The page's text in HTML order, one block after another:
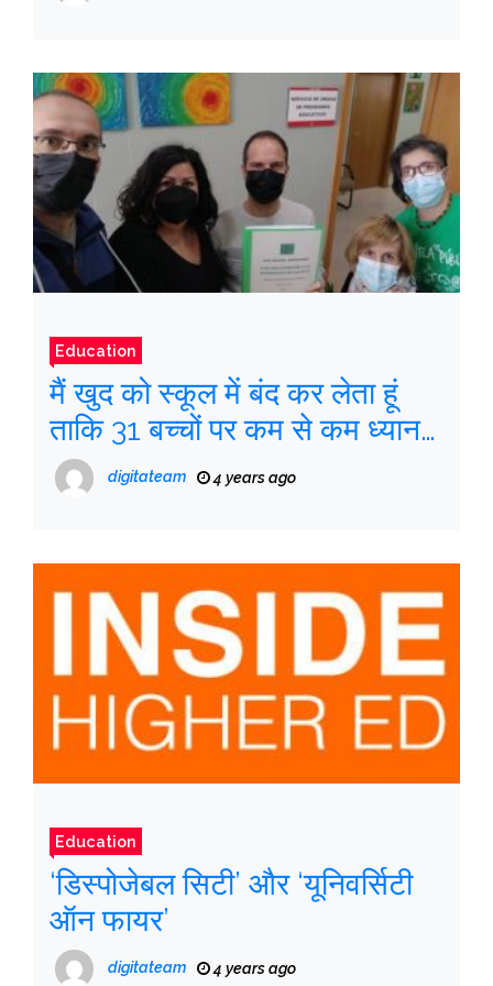
Education
मैं खुद को स्कूल में बंद कर लेता हूं
ताकि 31 बच्चों पर कम से कम ध्यान
दिया जा सके
digitateam 4 years ago
Education
‘डिस्पोजेबल सिटी’ और ‘यूनिवर्सिटी
ऑन फायर’
digitateam 4 years ago